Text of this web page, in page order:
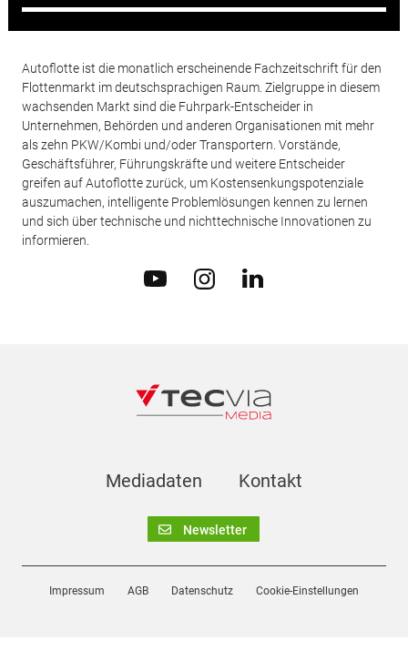
Autoflotte ist die monatlich erscheinende Fachzeitschrift für den
Flottenmarkt im deutschsprachigen Raum. Zielgruppe in diesem
wachsenden Markt sind die Fuhrpark-Entscheider in
Unternehmen, Behörden und anderen Organisationen mit mehr
als zehn PKW/Kombi und/oder Transportern. Vorstände,
Geschäftsführer, Führungskräfte und weitere Entscheider
greifen auf Autoflotte zurück, um Kostensenkungspotenziale
auszumachen, intelligente Problemlösungen kennen zu lernen
und sich über technische und nichttechnische Innovationen zu
informieren.
Mediadaten Kontakt
Newsletter
Impressum AGB Datenschutz Cookie-Einstellungen